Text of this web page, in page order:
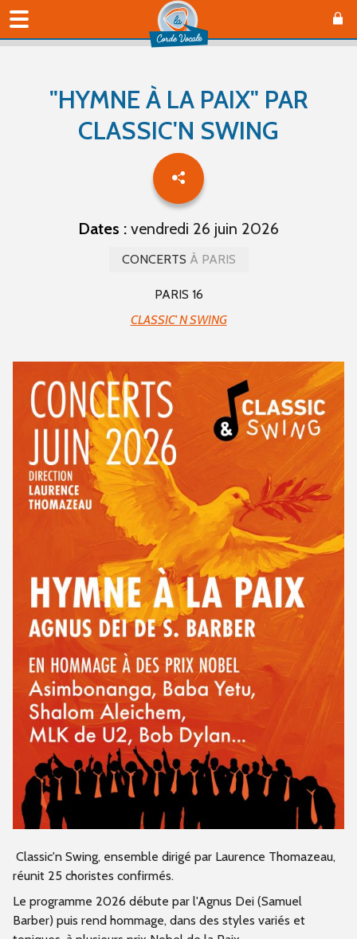
"HYMNE À LA PAIX" PAR
CLASSIC'N SWING
Dates : vendredi 26 juin 2026
CONCERTS À PARIS
PARIS 16
CLASSIC' N SWING
Classic'n Swing, ensemble dirigé par Laurence Thomazeau,
réunit 25 choristes confirmés.
Le programme 2026 débute par l'Agnus Dei (Samuel
Barber) puis rend hommage, dans des styles variés et